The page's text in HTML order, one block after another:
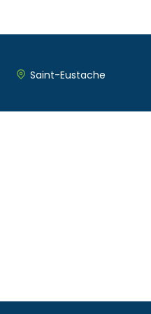
Saint-Eustache